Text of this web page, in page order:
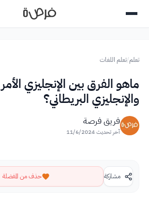
تعلم/تعلم اللغات
ماهو الفرق بين الإنجليزي
والإنجليزي البريطاني؟
فريق فرصة
آخر تحديث11/6/2024
مشاركة حذف من المفضلة